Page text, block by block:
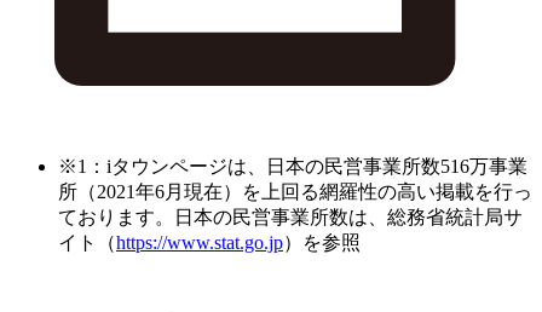
※1：iタウンページは、日本の民営事業所数516万事業
所（2021年6月現在）を上回る網羅性の高い掲載を行っ
ております。日本の民営事業所数は、総務省統計局サ
イト（https://www.stat.go.jp）を参照